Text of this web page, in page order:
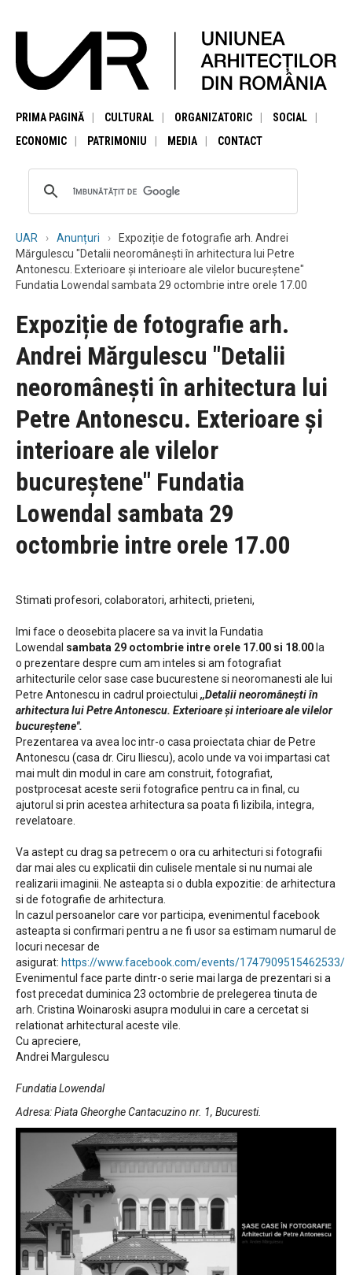
PRIMA PAGINĂ CULTURAL ORGANIZATORIC
SOCIAL
ECONOMIC
PATRIMONIU MEDIA CONTACT
UAR Anunțuri
Expoziție de fotografie arh. Andrei
Mărgulescu "Detalii neoromânești în arhitectura lui Petre
Antonescu. Exterioare și interioare ale vilelor bucureștene"
Fundatia Lowendal sambata 29 octombrie intre orele 17.00
Expoziție de fotografie arh.
Andrei Mărgulescu "Detalii
neoromânești în arhitectura lui
Petre Antonescu. Exterioare și
interioare ale vilelor
bucureștene" Fundatia
Lowendal sambata 29
octombrie intre orele 17.00
Stimati profesori, colaboratori, arhitecti, prieteni,
Imi face o deosebita placere sa va invit la Fundatia
Lowendal sambata 29 octombrie intre orele 17.00 si 18.00 la
o prezentare despre cum am inteles si am fotografiat
arhitecturile celor sase case bucurestene si neoromanesti ale lui
Petre Antonescu in cadrul proiectului ,,Detalii neoromânești în
arhitectura lui Petre Antonescu. Exterioare și interioare ale vilelor
bucureștene''.
Prezentarea va avea loc intr-o casa proiectata chiar de Petre
Antonescu (casa dr. Ciru Iliescu), acolo unde va voi impartasi cat
mai mult din modul in care am construit, fotografiat,
postprocesat aceste serii fotografice pentru ca in final, cu
ajutorul si prin acestea arhitectura sa poata fi lizibila, integra,
revelatoare.
Va astept cu drag sa petrecem o ora cu arhitecturi si fotografii
dar mai ales cu explicatii din culisele mentale si nu numai ale
realizarii imaginii. Ne asteapta si o dubla expozitie: de arhitectura
si de fotografie de arhitectura.
In cazul persoanelor care vor participa, evenimentul facebook
asteapta si confirmari pentru a ne fi usor sa estimam numarul de
locuri necesar de
asigurat: https://www.facebook.com/events/1747909515462533/
Evenimentul face parte dintr-o serie mai larga de prezentari si a
fost precedat duminica 23 octombrie de prelegerea tinuta de
arh. Cristina Woinaroski asupra modului in care a cercetat si
relationat arhitectural aceste vile.
Cu apreciere,
Andrei Margulescu
Fundatia Lowendal
Adresa: Piata Gheorghe Cantacuzino nr. 1, Bucuresti.